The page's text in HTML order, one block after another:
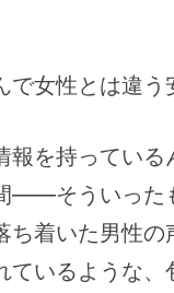
で女性とは違う
を持っている
――そういった
着いた男性の
ているような、